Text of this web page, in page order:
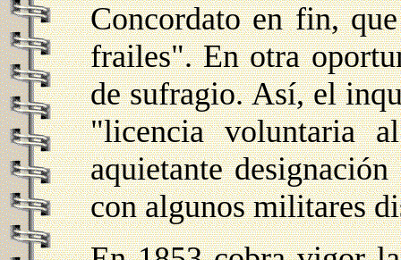
Concordato en fin,
frailes". En otra
de sufragio. Así, el
"licencia voluntaria
aquietante
con algunos militares